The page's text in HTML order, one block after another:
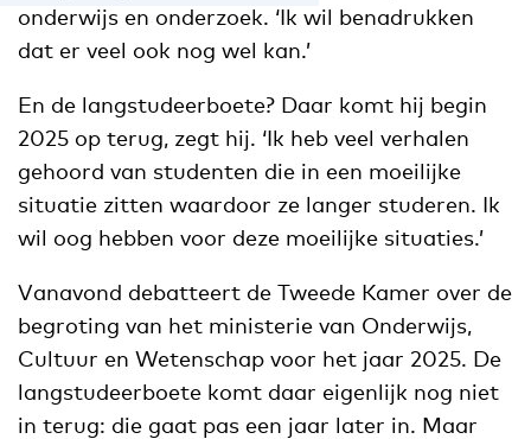
onderwijs en onderzoek. ‘Ik wil benadrukken
dat er veel ook nog wel kan.’
En de langstudeerboete? Daar komt hij begin
2025 op terug, zegt hij. ‘Ik heb veel verhalen
gehoord van studenten die in een moeilijke
situatie zitten waardoor ze langer studeren. Ik
wil oog hebben voor deze moeilijke situaties.’
Vanavond debatteert de Tweede Kamer over de
begroting van het ministerie van Onderwijs,
Cultuur en Wetenschap voor het jaar 2025. De
langstudeerboete komt daar eigenlijk nog niet
in terug: die gaat pas een jaar later in. Maar